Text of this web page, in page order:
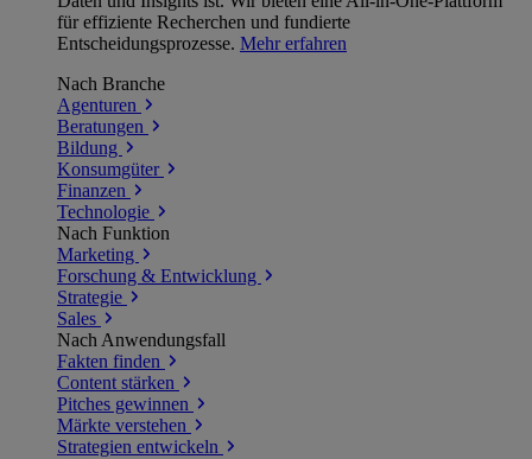
für effiziente Recherchen und fundierte
Entscheidungsprozesse. Mehr erfahren
Nach Branche
Agenturen
Beratungen
Bildung
Konsumgüter
Finanzen
Technologie
Nach Funktion
Marketing
Forschung & Entwicklung
Strategie
Sales
Nach Anwendungsfall
Fakten finden
Content stärken
Pitches gewinnen
Märkte verstehen
Strategien entwickeln